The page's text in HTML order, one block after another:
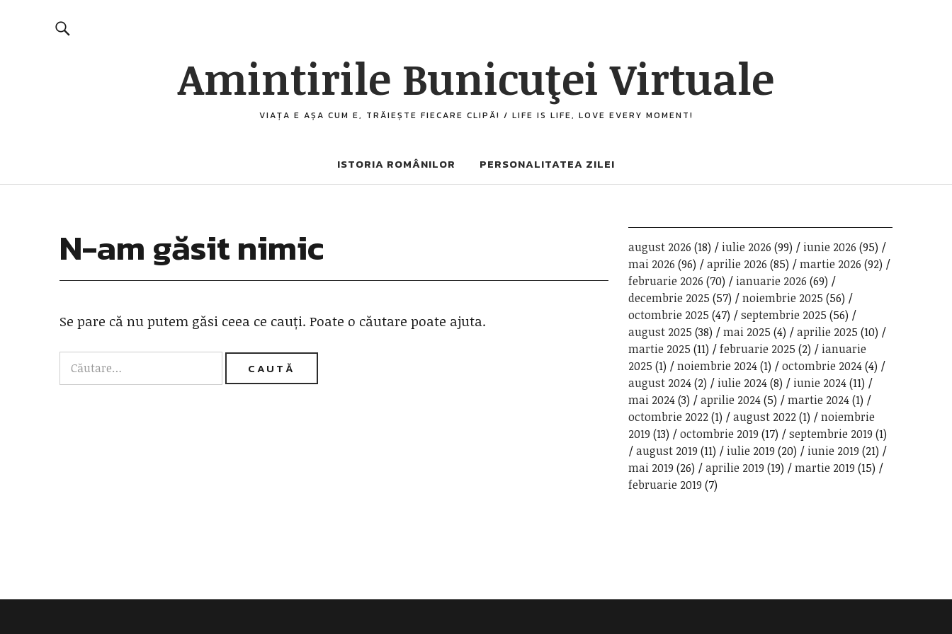
Amintirile Bunicuţei Virtuale
VIAȚA E AȘA CUM E, TRĂIEȘTE FIECARE CLIPĂ! / LIFE IS LIFE, LOVE EVERY MOMENT!
ISTORIA ROMÂNILOR PERSONALITATEA ZILEI
N-am găsit nimic
Se pare că nu putem găsi ceea ce cauți. Poate o căutare poate ajuta.
august 2026 (18) iulie 2026 (99) iunie 2026 (95)
mai 2026 (96) aprilie 2026 (85) martie 2026 (92)
februarie 2026 (70) ianuarie 2026 (69)
decembrie 2025 (57) noiembrie 2025 (56)
octombrie 2025 (47) septembrie 2025 (56)
august 2025 (38) mai 2025 (4) aprilie 2025 (10)
martie 2025 (11) februarie 2025 (2)
ianuarie
2025 (1) noiembrie 2024(1) octombrie 2024(4)
august 2024(2) iulie 2024(8) iunie 2024(11)
mai 2024(3) aprilie 2024(5) martie 2024(1)
octombrie 2022(1) august 2022(1)
noiembrie
2019 (13) octombrie 2019 (17) septembrie 2019 (1)
august 2019 (11) iulie 2019 (20) iunie 2019 (21)
mai 2019 (26) aprilie 2019 (19) martie 2019 (15)
februarie 2019 (7)